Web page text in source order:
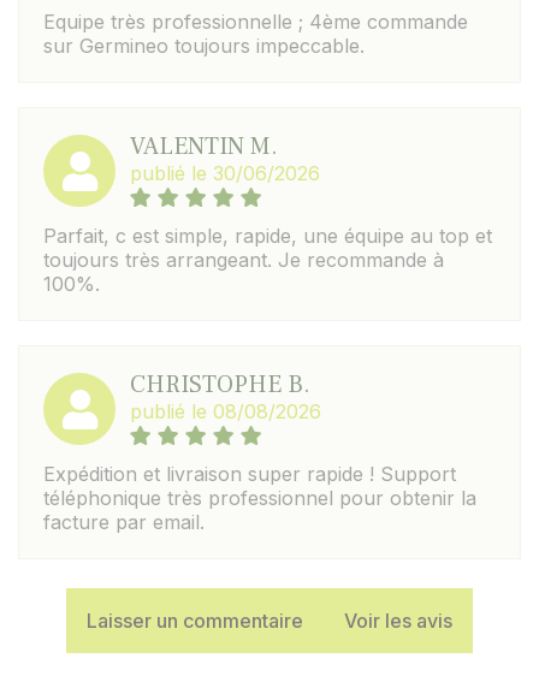
Equipe très professionnelle ; 4ème commande
sur Germineo toujours impeccable.
VALENTIN M.
publié le 30/06/2026
Parfait, c est simple, rapide, une équipe au top et
toujours très arrangeant. Je recommande à
100%.
CHRISTOPHE B.
publié le 08/08/2026
Expédition et livraison super rapide ! Support
téléphonique très professionnel pour obtenir la
facture par email.
Laisser un commentaire Voir les avis